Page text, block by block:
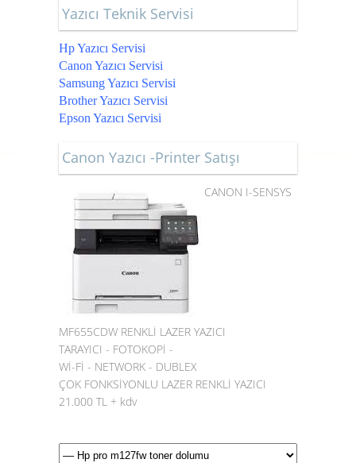
Yazıcı Teknik Servisi
Hp Yazıcı Servisi
Canon Yazıcı Servisi
Samsung Yazıcı Servisi
Brother Yazıcı Servisi
Epson Yazıcı Servisi
Canon Yazıcı -Printer Satışı
CANON I-SENSYS
MF655CDW RENKLİ LAZER YAZICI
TARAYICI - FOTOKOPİ -
Wİ-Fİ - NETWORK - DUBLEX
ÇOK FONKSİYONLU LAZER RENKLİ YAZICI
21.000 TL + kdv